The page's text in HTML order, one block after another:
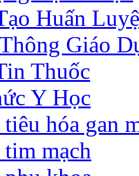
Huấn
Giáo
Thuốc
Y Học
hóa gan
mạch